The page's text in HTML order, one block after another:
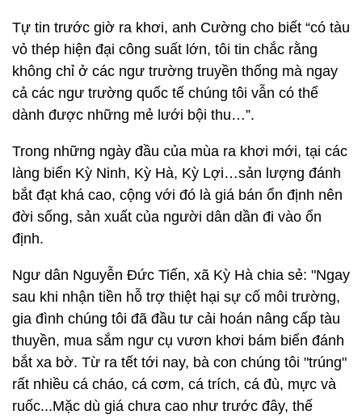
Tự tin trước giờ ra khơi, anh Cường cho biết “có tàu
vỏ thép hiện đại công suất lớn, tôi tin chắc rằng
không chỉ ở các ngư trường truyền thống mà ngay
cả các ngư trường quốc tế chúng tôi vẫn có thể
dành được những mẻ lưới bội thu…”.
Trong những ngày đầu của mùa ra khơi mới, tại các
làng biển Kỳ Ninh, Kỳ Hà, Kỳ Lợi…sản lượng đánh
bắt đạt khá cao, cộng với đó là giá bán ổn định nên
đời sống, sản xuất của người dân dần đi vào ổn
định.
Ngư dân Nguyễn Đức Tiến, xã Kỳ Hà chia sẻ: "Ngay
sau khi nhận tiền hỗ trợ thiệt hại sự cố môi trường,
gia đình chúng tôi đã đầu tư cải hoán nâng cấp tàu
thuyền, mua sắm ngư cụ vươn khơi bám biển đánh
bắt xa bờ. Từ ra tết tới nay, bà con chúng tôi "trúng"
rất nhiều cá cháo, cá cơm, cá trích, cá đù, mực và
ruốc...Mặc dù giá chưa cao như trước đây, thế